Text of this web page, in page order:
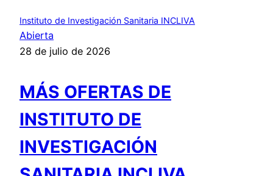
Instituto de Investigación Sanitaria INCLIVA
Abierta
28 de julio de 2026
MÁS OFERTAS DE
INSTITUTO DE
INVESTIGACIÓN